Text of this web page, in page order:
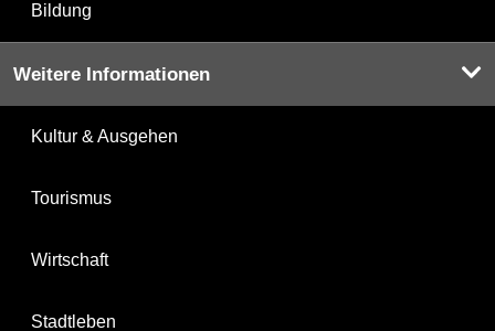
Bildung
Weitere Informationen
Kultur & Ausgehen
Tourismus
Wirtschaft
Stadtleben